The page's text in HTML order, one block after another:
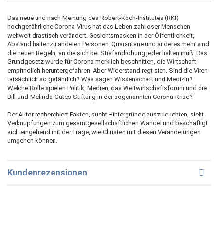
Das neue und nach Meinung des Robert-Koch-Institutes (RKI)
hochgefährliche Corona-Virus hat das Leben zahlloser Menschen
weltweit drastisch verändert. Gesichtsmasken in der Öffentlichkeit,
Abstand haltenzu anderen Personen, Quarantäne und anderes mehr sind
die neuen Regeln, an die sich bei Strafandrohung jeder halten muß. Das
Grundgesetz wurde für Corona merklich beschnitten, die Wirtschaft
empfindlich heruntergefahren. Aber Widerstand regt sich. Sind die Viren
tatsächlich so gefährlich? Was sagen Wissenschaft und Medizin?
Welche Rolle spielen Politik, Medien, das Weltwirtschaftsforum und die
Bill-und-Melinda-Gates-Stiftung in der sogenannten Corona-Krise?
Der Autor recherchiert Fakten, sucht Hintergründe auszuleuchten, sieht
Verknüpfungen zum gesamtgesellschaftlichen Wandel und beschäftigt
sich eingehend mit der Frage, wie Christen mit diesen Veränderungen
umgehen können.
Kundenrezensionen